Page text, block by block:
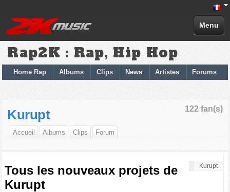
Menu
Rap2K : Rap, Hip Hop
Home Rap Albums Clips News Artistes Forums
122 fan(s)
Kurupt
Accueil Albums Clips Forum
Kurupt
Tous les nouveaux projets de
Kurupt